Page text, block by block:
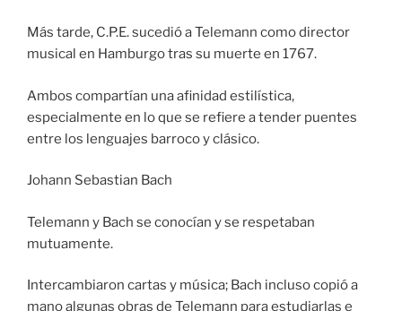
Más tarde, C.P.E. sucedió a Telemann como director
musical en Hamburgo tras su muerte en 1767.
Ambos compartían una afinidad estilística,
especialmente en lo que se refiere a tender puentes
entre los lenguajes barroco y clásico.
Johann Sebastian Bach
Telemann y Bach se conocían y se respetaban
mutuamente.
Intercambiaron cartas y música; Bach incluso copió a
mano algunas obras de Telemann para estudiarlas e